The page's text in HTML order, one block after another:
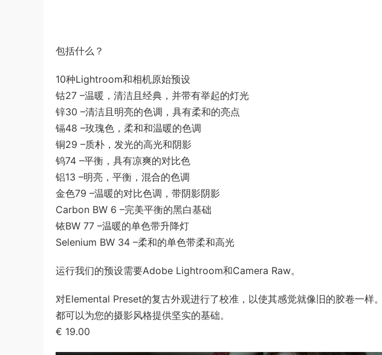
包括什么？
10种Lightroom和相机原始预设
钴27 –温暖，清洁且经典，并带有举起的灯光
锌30 –清洁且明亮的色调，具有柔和的亮点
镉48 –玫瑰色，柔和和温暖的色调
铜29 –质朴，发光的高光和阴影
钨74 –平衡，具有凉爽的对比色
铝13 –明亮，平衡，混合的色调
金色79 –温暖的对比色调，带阴影阴影
Carbon BW 6 –完美平衡的黑白基础
铱BW 77 –温暖的单色带升降灯
Selenium BW 34 –柔和的单色带柔和高光
运行我们的预设需要Adobe Lightroom和Camera Raw。
对Elemental Preset的复古外观进行了校准，以使其感觉就像旧的胶卷一样
都可以为您的摄影风格提供坚实的基础。
€ 19.00